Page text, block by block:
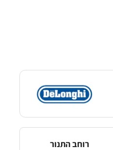
רוחב התנור